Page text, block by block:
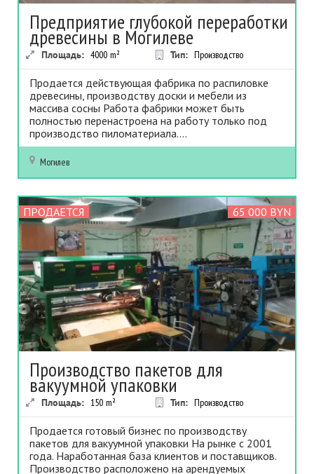
Предприятие глубокой переработки
древесины в Могилеве
Площадь: 4000 m² Тип: Производство
Продается действующая фабрика по распиловке
древесины, производству доски и мебели из
массива сосны Работа фабрики может быть
полностью перенастроена на работу только под
производство пиломатериала....
Могилев
ПРОДАЕТСЯ 65 000 BYN
Производство пакетов для
вакуумной упаковки
Площадь: 150 m² Тип: Производство
Продается готовый бизнес по производству
пакетов для вакуумной упаковки На рынке с 2001
года. Наработанная база клиентов и поставщиков.
Производство расположено на арендуемых